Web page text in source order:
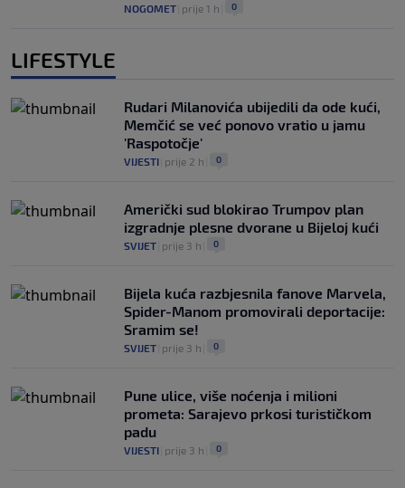
NOGOMET prije 1 h 0
LIFESTYLE
Rudari Milanovića ubijedili da ode kući,
Memčić se već ponovo vratio u jamu
'Raspotočje'
VIJESTI prije 2 h 0
Američki sud blokirao Trumpov plan
izgradnje plesne dvorane u Bijeloj kući
SVIJET prije 3 h 0
Bijela kuća razbjesnila fanove Marvela,
Spider-Manom promovirali deportacije:
Sramim se!
SVIJET prije 3 h 0
Pune ulice, više noćenja i milioni
prometa: Sarajevo prkosi turističkom
padu
VIJESTI prije 3 h 0